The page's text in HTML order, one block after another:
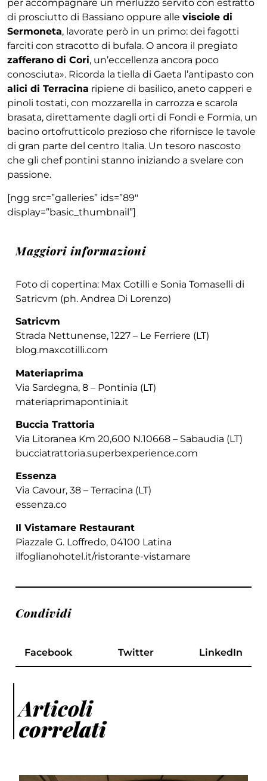
per accompagnare un merluzzo servito con estratto
di prosciutto di Bassiano oppure alle visciole di
Sermoneta, lavorate però in un primo: dei fagotti
farciti con stracotto di bufala. O ancora il pregiato
zafferano di Cori, un’eccellenza ancora poco
conosciuta». Ricorda la tiella di Gaeta l’antipasto con
alici di Terracina ripiene di basilico, aneto capperi e
pinoli tostati, con mozzarella in carrozza e scarola
brasata, direttamente dagli orti di Fondi e Formia, un
bacino ortofrutticolo prezioso che rifornisce le tavole
di gran parte del centro Italia. Un tesoro nascosto
che gli chef pontini stanno iniziando a svelare con
passione.
[ngg src=”galleries” ids=”89″
display=”basic_thumbnail”]
Maggiori informazioni
Foto di copertina: Max Cotilli e Sonia Tomaselli di
Satricvm (ph. Andrea Di Lorenzo)
Satricvm
Strada Nettunense, 1227 – Le Ferriere (LT)
blog.maxcotilli.com
Materiaprima
Via Sardegna, 8 – Pontinia (LT)
materiaprimapontinia.it
Buccia Trattoria
Via Litoranea Km 20,600 N.10668 – Sabaudia (LT)
bucciatrattoria.superbexperience.com
Essenza
Via Cavour, 38 – Terracina (LT)
essenza.co
Il Vistamare Restaurant
Piazzale G. Loffredo, 04100 Latina
ilfoglianohotel.it/ristorante-vistamare
Condividi
Facebook Twitter LinkedIn
Articoli
correlati